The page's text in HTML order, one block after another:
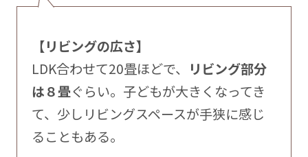
【リビングの広さ】
LDK合わせて20畳ほどで、 リビング部分
は８畳ぐらい。子どもが大きくなってき
て、少しリビングスペースが手狭に感じ
ることもある。